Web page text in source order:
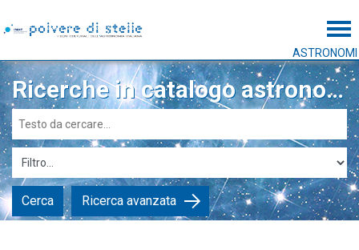
ASTRONOMI
Ricerche in catalogo astronomi
Cerca Ricerca avanzata